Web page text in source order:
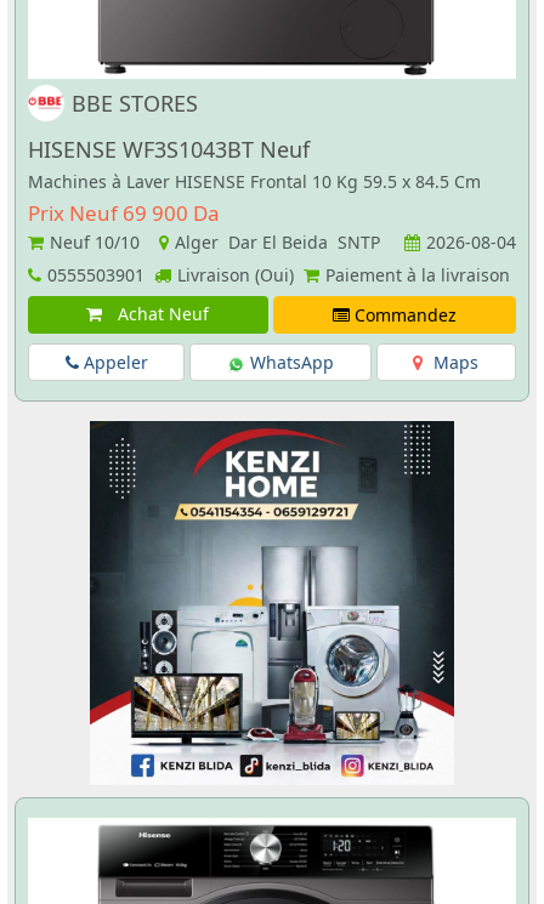
BBE STORES
HISENSE WF3S1043BT Neuf
Machines à Laver HISENSE Frontal 10 Kg 59.5 x 84.5 Cm
Prix Neuf 69 900 Da
Neuf 10/10 Alger Dar El Beida SNTP
2026-08-04
0555503901
Livraison (Oui)
Paiement à la livraison
Achat Neuf
Commandez
Appeler WhatsApp Maps